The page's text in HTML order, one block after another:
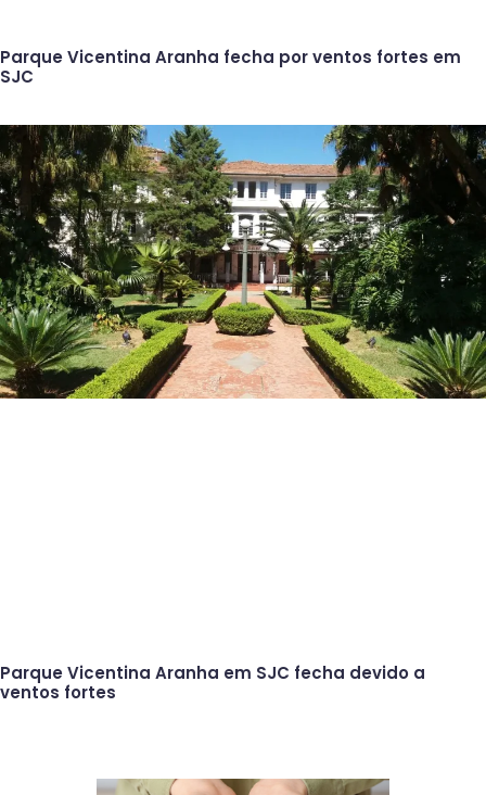
Parque Vicentina Aranha fecha por ventos fortes em
SJC
Parque Vicentina Aranha em SJC fecha devido a
ventos fortes